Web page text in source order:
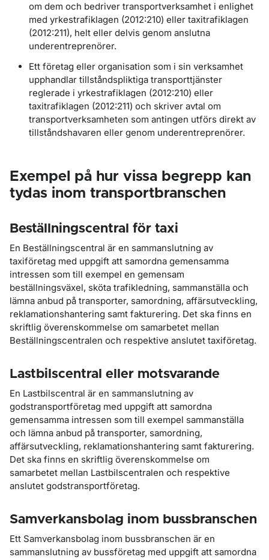
om dem och bedriver transportverksamhet i enlighet
med yrkestrafiklagen (2012:210) eller taxitrafiklagen
(2012:211), helt eller delvis genom anslutna
underentreprenörer.
Ett företag eller organisation som i sin verksamhet
upphandlar tillståndspliktiga transporttjänster
reglerade i yrkestrafiklagen (2012:210) eller
taxitrafiklagen (2012:211) och skriver avtal om
transportverksamheten som antingen utförs direkt av
tillståndshavaren eller genom underentreprenörer.
Exempel på hur vissa begrepp kan
tydas inom transportbranschen
Beställningscentral för taxi
En Beställningscentral är en sammanslutning av
taxiföretag med uppgift att samordna gemensamma
intressen som till exempel en gemensam
beställningsväxel, sköta trafikledning, sammanställa och
lämna anbud på transporter, samordning, affärsutveckling,
reklamationshantering samt fakturering. Det ska finns en
skriftlig överenskommelse om samarbetet mellan
Beställningscentralen och respektive anslutet taxiföretag.
Lastbilscentral eller motsvarande
En Lastbilscentral är en sammanslutning av
godstransportföretag med uppgift att samordna
gemensamma intressen som till exempel sammanställa
och lämna anbud på transporter, samordning,
affärsutveckling, reklamationshantering samt fakturering.
Det ska finns en skriftlig överenskommelse om
samarbetet mellan Lastbils­centralen och respektive
anslutet godstransportföretag.
Samverkansbolag inom bussbranschen
Ett Samverkansbolag inom bussbranschen är en
sammanslutning av bussföretag med uppgift att samordna